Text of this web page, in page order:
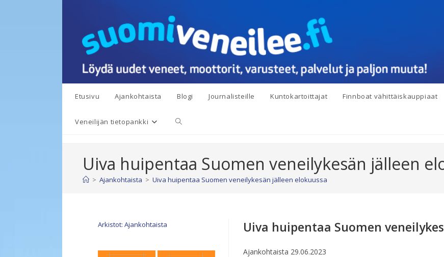
Etusivu Ajankohtaista Blogi Journalisteille Kuntokartoittajat Finnboat vähittäiskauppiaat
Veneilijän tietopankki Toggle
search
Uiva huipentaa Suomen veneilykesän jälleen
> Ajankohtaista > Uiva huipentaa Suomen veneilykesän jälleen elokuussa
Arkistot: Ajankohtaista Uiva huipentaa Suomen
Ajankohtaista 29.06.2023